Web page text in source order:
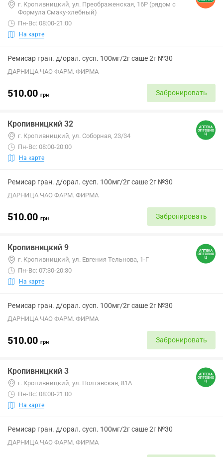
г. Кропивницкий, ул. Преображенская, 16Р (рядом с
Формула Смаку-хлебный)
Пн-Вс: 08:00-21:00
На карте
Ремисар гран. д/орал. сусп. 100мг/2г саше 2г №30
ДАРНИЦА ЧАО ФАРМ. ФИРМА
510.00 грн Забронировать
Кропивницкий 32
г. Кропивницкий, ул. Соборная, 23/34
Пн-Вс: 08:00-20:00
На карте
Ремисар гран. д/орал. сусп. 100мг/2г саше 2г №30
ДАРНИЦА ЧАО ФАРМ. ФИРМА
510.00 грн Забронировать
Кропивницкий 9
г. Кропивницкий, ул. Евгения Тельнова, 1-Г
Пн-Вс: 07:30-20:30
На карте
Ремисар гран. д/орал. сусп. 100мг/2г саше 2г №30
ДАРНИЦА ЧАО ФАРМ. ФИРМА
510.00 грн Забронировать
Кропивницкий 3
г. Кропивницкий, ул. Полтавская, 81А
Пн-Вс: 08:00-21:00
На карте
Ремисар гран. д/орал. сусп. 100мг/2г саше 2г №30
ДАРНИЦА ЧАО ФАРМ. ФИРМА